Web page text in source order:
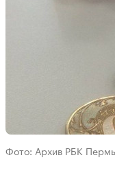
Фото: Архив РБК Пермь